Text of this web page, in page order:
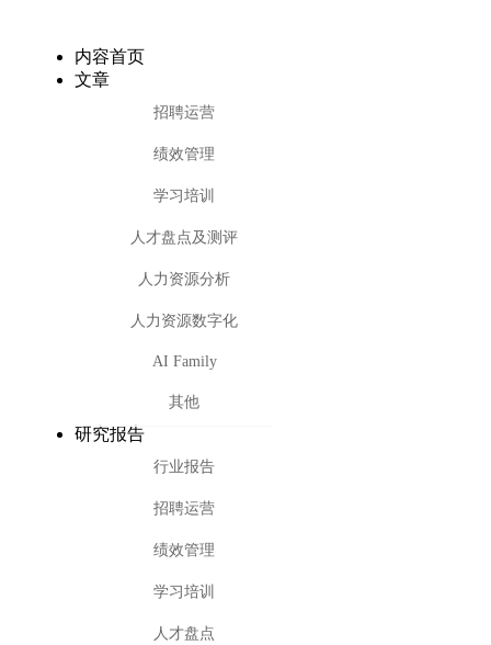
内容首页
文章
招聘运营
绩效管理
学习培训
人才盘点及测评
人力资源分析
人力资源数字化
AI Family
其他
研究报告
行业报告
招聘运营
绩效管理
学习培训
人才盘点